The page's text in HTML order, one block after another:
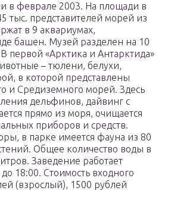
в феврале 2003. На площади в
тыс. представителей морей из
в 9 аквариумах,
башен. Музей разделен на 10
первой «Арктика и Антарктида»
– тюлени, белухи,
в которой представлены
и Средиземного морей. Здесь
дельфинов, дайвинг с
прямо из моря, очищается
приборов и средств.
в парке имеется фауна из 80
Общее количество воды в
Заведение работает
18:00. Стоимость входного
(взрослый), 1500 рублей